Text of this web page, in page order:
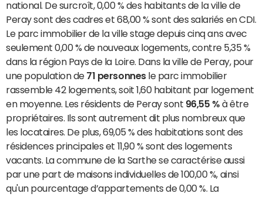
national. De surcroît, 0,00 % des habitants de la ville de
Peray sont des cadres et 68,00 % sont des salariés en CDI.
Le parc immobilier de la ville stage depuis cinq ans avec
seulement 0,00 % de nouveaux logements, contre 5,35 %
dans la région Pays de la Loire. Dans la ville de Peray, pour
une population de 71 personnesle parc immobilier
rassemble 42 logements, soit 1,60 habitant par logement
en moyenne. Les résidents de Peray sont 96,55 % à être
propriétaires. Ils sont autrement dit plus nombreux que
les locataires. De plus, 69,05 % des habitations sont des
résidences principales et 11,90 % sont des logements
vacants. La commune de la Sarthe se caractérise aussi
par une part de maisons individuelles de 100,00 %, ainsi
qu'un pourcentage d’appartements de 0,00 %. La